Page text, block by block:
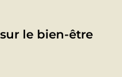
le bien-être